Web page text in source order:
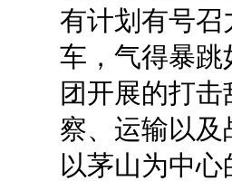
有计划有号
车，气得暴
团开展的打
察、运输以及
以茅山为中